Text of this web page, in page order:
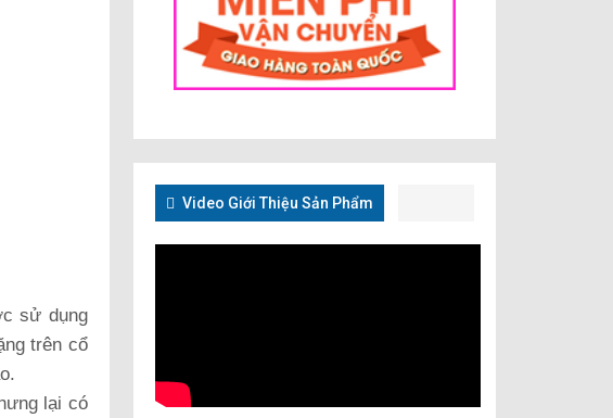
sử dụng
trên cổ
lại có
Video Giới Thiệu Sản Phẩm